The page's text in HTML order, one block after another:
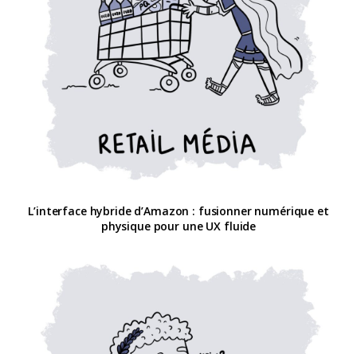
L’interface hybride d’Amazon : fusionner numérique et
physique pour une UX fluide